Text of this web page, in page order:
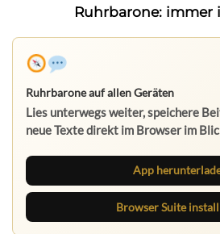
Ruhrbarone: immer
Ruhrbarone auf allen Geräten
Lies unterwegs weiter, speichere
neue Texte direkt im Browser im
App
Browser Suite